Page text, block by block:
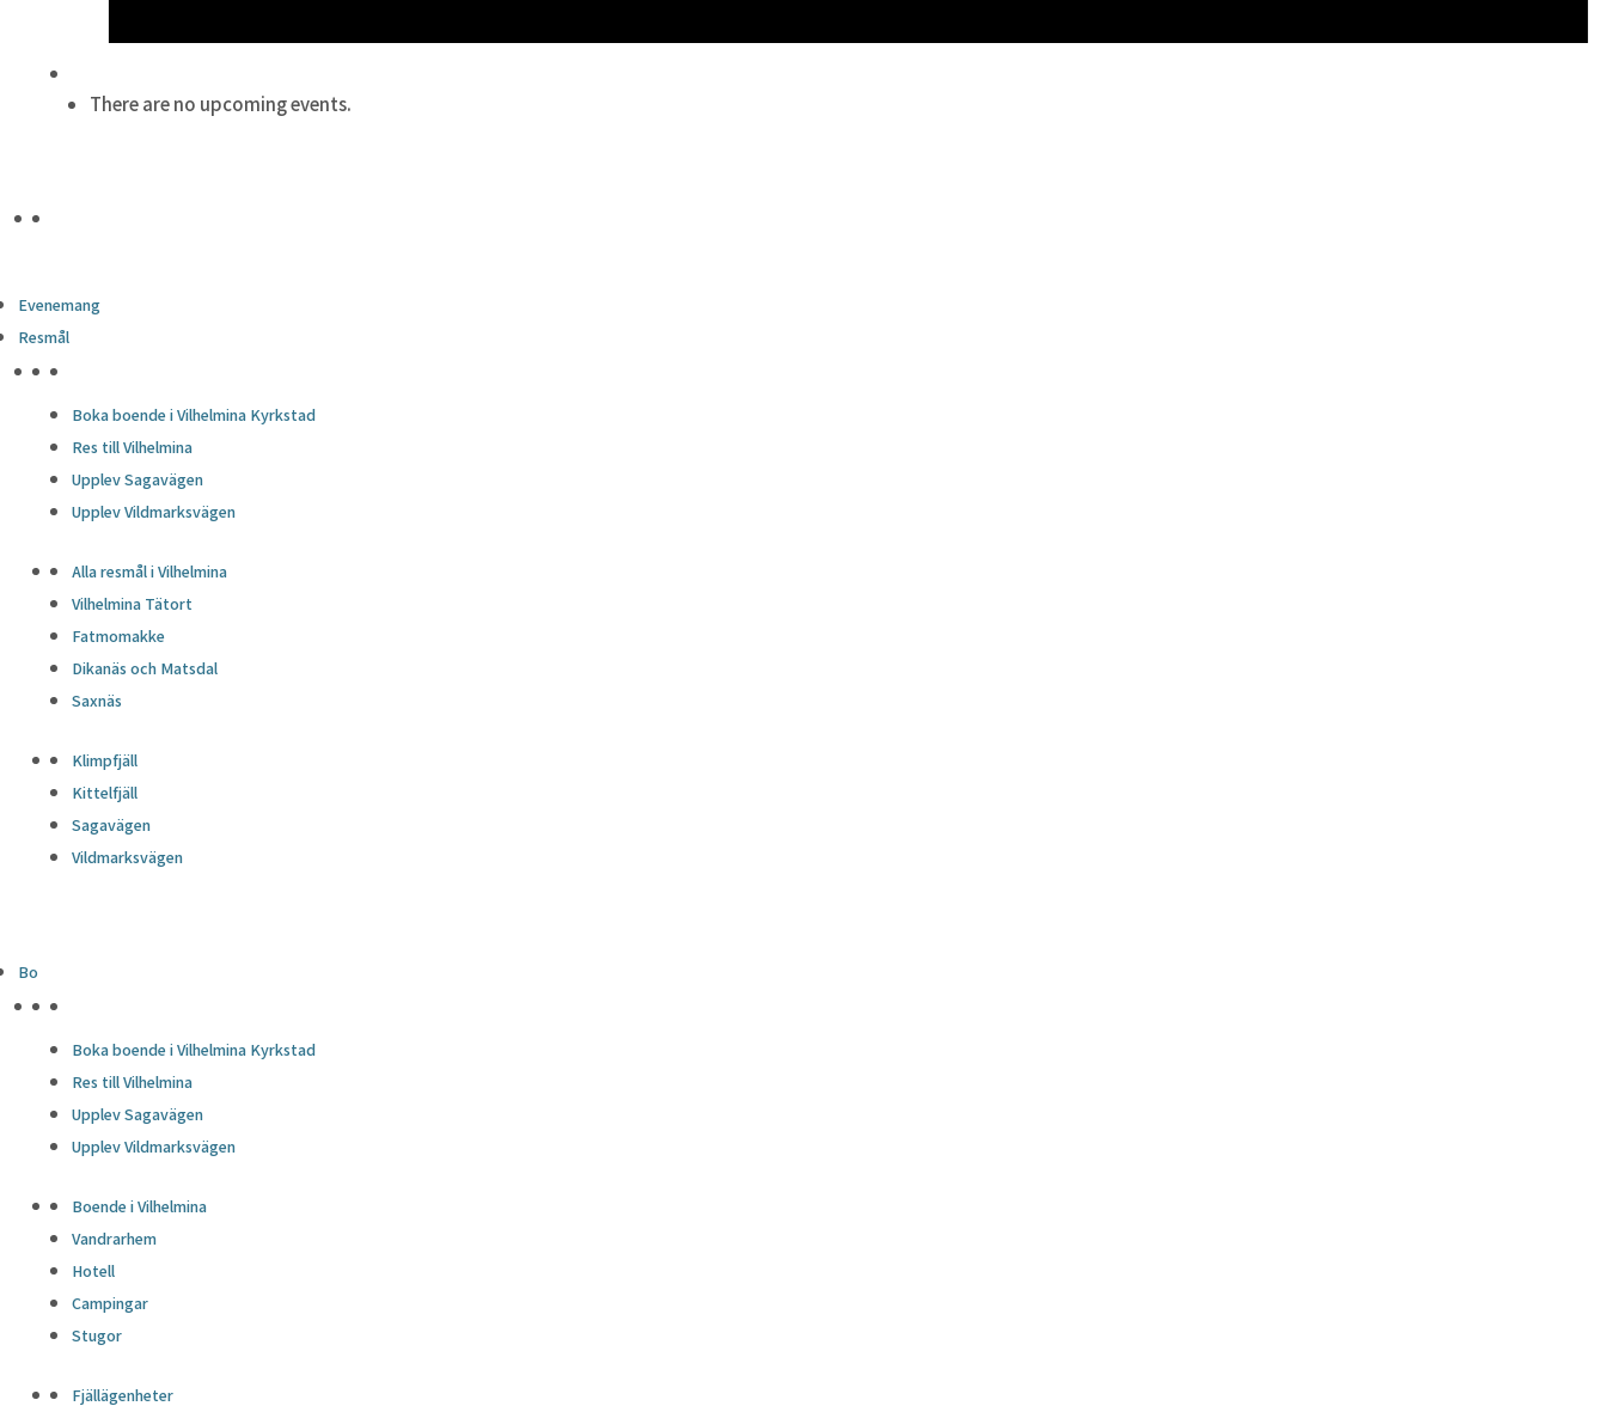
There are no upcoming events.
Evenemang
Resmål
Boka boende i Vilhelmina Kyrkstad
Res till Vilhelmina
Upplev Sagavägen
Upplev Vildmarksvägen
Alla resmål i Vilhelmina
Vilhelmina Tätort
Fatmomakke
Dikanäs och Matsdal
Saxnäs
Klimpfjäll
Kittelfjäll
Sagavägen
Vildmarksvägen
Bo
Boka boende i Vilhelmina Kyrkstad
Res till Vilhelmina
Upplev Sagavägen
Upplev Vildmarksvägen
Boende i Vilhelmina
Vandrarhem
Hotell
Campingar
Stugor
Fjällägenheter